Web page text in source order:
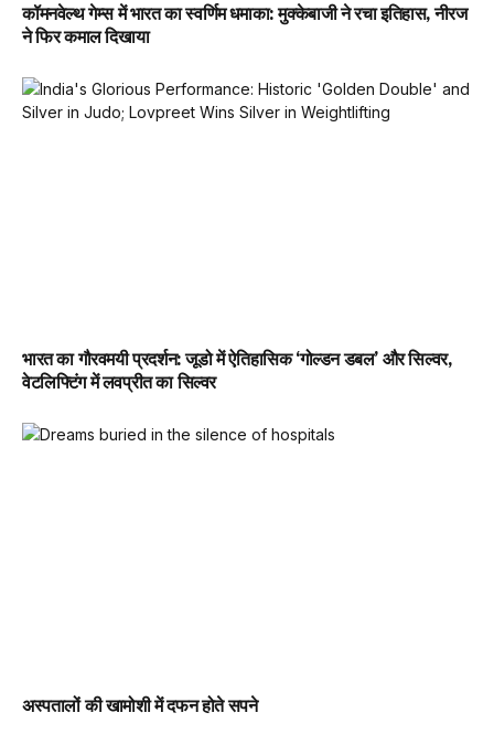
कॉमनवेल्थ गेम्स में भारत का स्वर्णिम धमाका: मुक्केबाजी ने रचा इतिहास, नीरज
ने फिर कमाल दिखाया
भारत का गौरवमयी प्रदर्शन: जूडो में ऐतिहासिक ‘गोल्डन डबल’ और सिल्वर,
वेटलिफ्टिंग में लवप्रीत का सिल्वर
अस्पतालों की खामोशी में दफन होते सपने